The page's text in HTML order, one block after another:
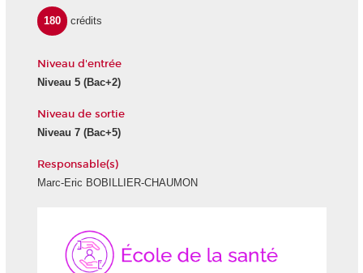
180 crédits
Niveau d'entrée
Niveau 5 (Bac+2)
Niveau de sortie
Niveau 7 (Bac+5)
Responsable(s)
Marc-Eric BOBILLIER-CHAUMON